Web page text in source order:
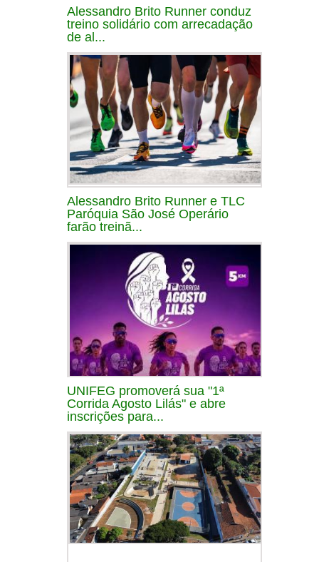
Alessandro Brito Runner conduz
treino solidário com arrecadação
de al...
Alessandro Brito Runner e TLC
Paróquia São José Operário
farão treinã...
UNIFEG promoverá sua "1ª
Corrida Agosto Lilás" e abre
inscrições para...